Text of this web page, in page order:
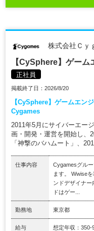
株式会社Ｃｙ
【CySphere】ゲー
正社員
掲載終了日：2026/8/20
【CySphere】ゲームエン
Cygames
2011年5月にサイバーエー
画・開発・運営を開始し、
「神撃のバハムート」、
仕事内容
Cygamesグル
ます。 Wwise
ンドデザイナー
ドはゲー...
勤務地 東京都
給与 想定年収：350-